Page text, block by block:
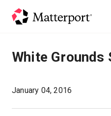
Lösungen
Preise
White Grounds
January 04, 2016